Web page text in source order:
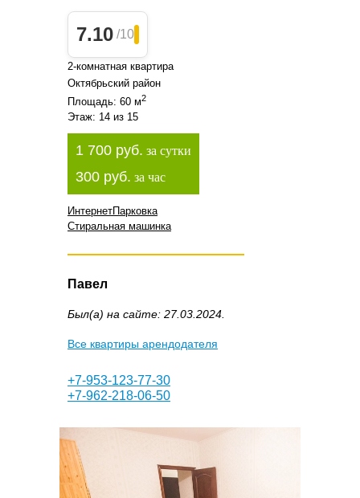
7.10 /10
2-комнатная квартира
Октябрьский район
Площадь: 60 м2
Этаж: 14 из 15
1 700 руб. за сутки
300 руб. за час
ИнтернетПарковка
Стиральная машинка
Павел
Был(а) на сайте: 27.03.2024.
Все квартиры арендодателя
+7-953-123-77-30
+7-962-218-06-50